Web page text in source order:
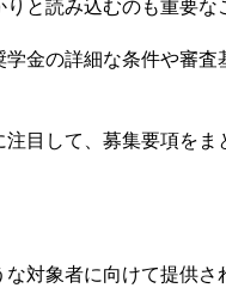
と読み込むのも重要な
金の詳細な条件や審査
注目して、募集要項をま
対象者に向けて提供さ